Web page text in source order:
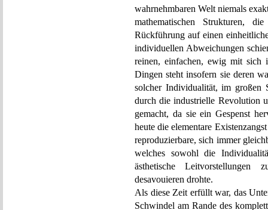
wahrnehmbaren Welt niemals
mathematischen Strukturen,
Rückführung auf einen
individuellen Abweichungen
reinen, einfachen, ewig mit sich
Dingen steht insofern sie deren
solcher Individualität, im
durch die industrielle Revolution
gemacht, da sie ein Gespenst
heute die elementare
reproduzierbare, sich immer
welches sowohl die
ästhetische
desavouieren drohte.
Als diese Zeit erfüllt war, das
Schwindel am Rande des